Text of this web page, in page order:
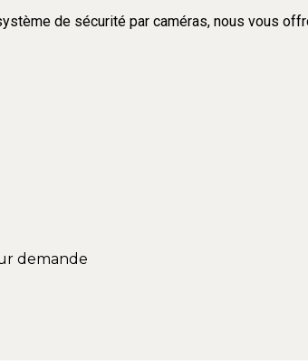
de sécurité par caméras, nous vous
demande